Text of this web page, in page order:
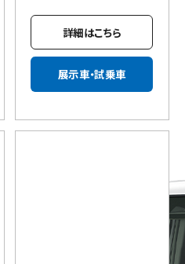
詳細はこちら
展示車・試乗車